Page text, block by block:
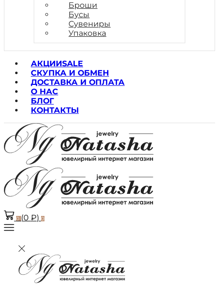
Броши
Бусы
Сувениры
Упаковка
АКЦИИSALE
СКУПКА И ОБМЕН
ДОСТАВКА И ОПЛАТА
О НАС
БЛОГ
КОНТАКТЫ
0 (0 ₽) 0